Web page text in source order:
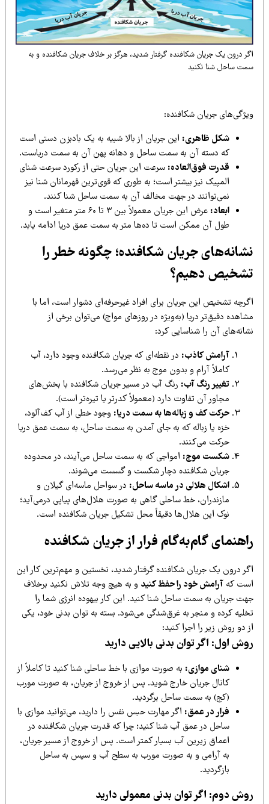
درون یک جریان شکافنده گرفتار شدید، هرگز بر خلاف جریان شکافنده و به
ساحل شنا نکنید
جریان شکافنده:
شکل ظاهری:این جریان از بالا شبیه به یک بادبزن دستی است
که دسته آن به سمت ساحل و دهانه پهن آن به سمت دریاست.
قدرت فوق‌العاده:سرعت این جریان حتی از رکورد سرعت شنای
المپیک نیز بیشتر است؛ به طوری که قوی‌ترین قهرمانان شنا نیز
نمی‌توانند در جهت مخالف آن به سمت ساحل شنا کنند.
ابعاد:
عرض این جریان معمولاً بین ۳ تا ۶۰ متر متغیر است و
طول آن ممکن است تا ده‌ها متر به سمت عمق دریا ادامه یابد.
جریان شکافنده؛ چگونه خطر را
دهیم؟
تشخیص این جریان برای افراد غیرحرفه‌ای دشوار است، اما با
دقیق‌تر دریا (به‌ویژه در روزهای مواج) می‌توان برخی از
آن را شناسایی کرد:
آرامش کاذب:در نقطه‌ای که جریان شکافنده وجود دارد، آب
کاملاً آرام و بدون موج به نظر می‌رسد.
تغییر رنگ آب:رنگ آب در مسیر جریان شکافنده با بخش‌های
مجاور آن تفاوت دارد (معمولاً کدرتر یا تیره‌تر است).
حرکت کف و زباله‌ها به سمت دریا: وجود خطی از آب کف‌آلود،
خزه یا زباله که به جای آمدن به سمت ساحل، به سمت عمق دریا
حرکت می‌کنند.
شکست موج: امواجی که به سمت ساحل می‌آیند، در محدوده
جریان شکافنده دچار شکست و گسست می‌شوند.
اشکال هلالی در ماسه ساحل:در سواحل ماسه‌ای گیلان و
مازندران، خط ساحلی گاهی به صورت هلال‌های پیاپی درمی‌آید؛
نوک این هلال‌ها دقیقاً محل تشکیل جریان شکافنده است.
گام‌به‌گام فرار از جریان شکافنده
درون یک جریان شکافنده گرفتار شدید، نخستین و مهم‌ترین کار این
کهآرامش خود را حفظ کنیدو به هیچ وجه تلاش نکنید برخلاف
جریان به سمت ساحل شنا کنید. این کار بیهوده انرژی شما را
کرده و منجر به غرق‌شدگی می‌شود. بسته به توان بدنی خود، یکی
دو روش زیر را اجرا کنید:
اول: اگر توان بدنی بالایی دارید
شنای موازی:به صورت موازی با خط ساحلی شنا کنید تا کاملاً از
کانال جریان خارج شوید. پس از خروج از جریان، به صورت مورب
(کج) به سمت ساحل برگردید.
فرار در عمق:اگر مهارت حبس نفس را دارید، می‌توانید موازی با
ساحل در عمق آب شنا کنید؛ چرا که قدرت جریان شکافنده در
اعماق زیرین آب بسیار کمتر است. پس از خروج از مسیر جریان،
به آرامی و به صورت مورب به سطح آب و سپس به ساحل
بازگردید.
دوم: اگر توان بدنی معمولی دارید